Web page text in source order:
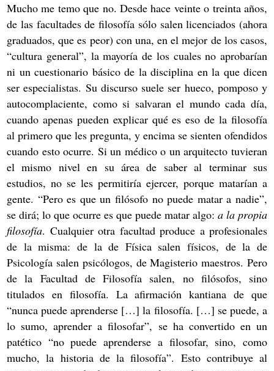
Mucho me temo que no. Desde hace veinte o treinta años,
de las facultades de filosofía sólo salen licenciados (ahora
graduados, que es peor) con una, en el mejor de los casos,
“cultura general”, la mayoría de los cuales no aprobarían
ni un cuestionario básico de la disciplina en la que dicen
ser especialistas. Su discurso suele ser hueco, pomposo y
autocomplaciente, como si salvaran el mundo cada día,
cuando apenas pueden explicar qué es eso de la filosofía
al primero que les pregunta, y encima se sienten ofendidos
cuando esto ocurre. Si un médico o un arquitecto tuvieran
el mismo nivel en su área de saber al terminar sus
estudios, no se les permitiría ejercer, porque matarían a
gente. “Pero es que un filósofo no puede matar a nadie”,
se dirá; lo que ocurre es que puede matar algo: a la propia
filosofía. Cualquier otra facultad produce a profesionales
de la misma: de la de Física salen físicos, de la de
Psicología salen psicólogos, de Magisterio maestros. Pero
de la Facultad de Filosofía salen, no filósofos, sino
titulados en filosofía. La afirmación kantiana de que
“nunca puede aprenderse […] la filosofía. […] se puede, a
lo sumo, aprender a filosofar”, se ha convertido en un
patético “no puede aprenderse a filosofar, sino, como
mucho, la historia de la filosofía”. Esto contribuye al